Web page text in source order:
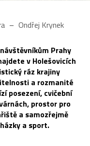
Ondřej Krynek
Prahy
v Holešovicích
ráz krajiny
a rozmanité
posezení, cvičební
prostor pro
a samozřejmě
a sport.